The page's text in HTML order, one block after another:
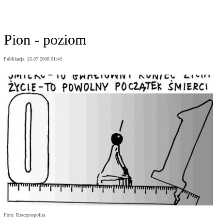
Pion - poziom
Publikacja: 26.07.2008 01:40
Foto: Rzeczpospolita